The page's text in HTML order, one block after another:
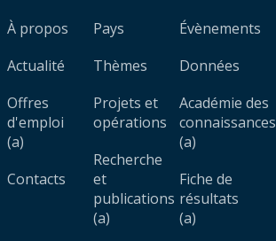
À propos
Actualité
Offres
d'emploi
(a)
Contacts
Pays
Thèmes
Projets et
opérations
Recherche
et
publications
(a)
Évènements
Données
Académie des
connaissances
(a)
Fiche de
résultats
(a)